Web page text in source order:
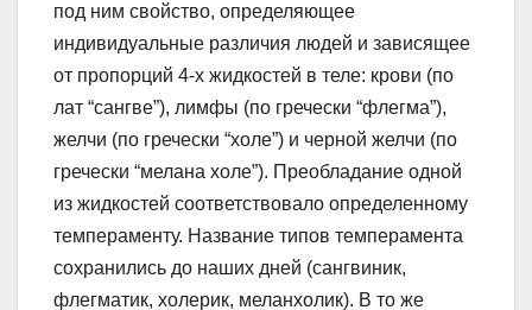
под ним свойство, определяющее
индивидуальные различия людей и зависящее
от пропорций 4-х жидкостей в теле: крови (по
лат “сангве”), лимфы (по гречески “флегма”),
желчи (по гречески “холе”) и черной желчи (по
гречески “мелана холе”). Преобладание одной
из жидкостей соответствовало определенному
темпераменту. Название типов темперамента
сохранились до наших дней (сангвиник,
флегматик, холерик, меланхолик). В то же